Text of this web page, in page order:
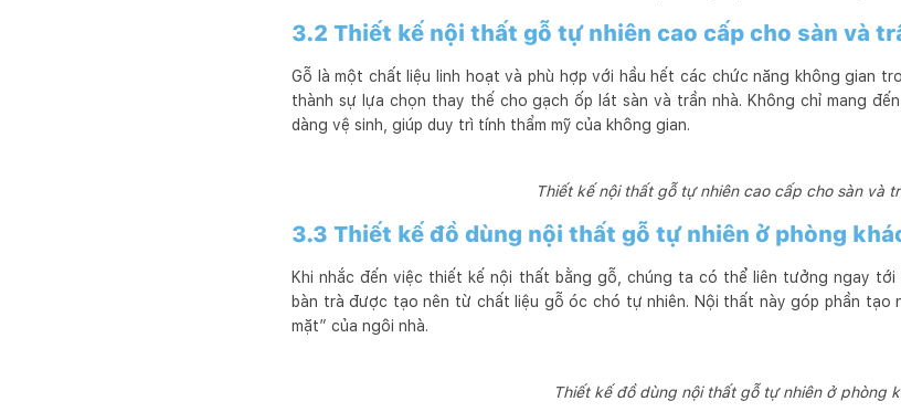
3.2 Thiết kế nội thất gỗ tự nhiên cao cấp cho sàn và
Gỗ là một chất liệu linh hoạt và phù hợp với hầu hết các chức năng không gian
thành sự lựa chọn thay thế cho gạch ốp lát sàn và trần nhà. Không chỉ mang
dàng vệ sinh, giúp duy trì tính thẩm mỹ của không gian.
Thiết kế nội thất gỗ tự nhiên cao cấp cho sàn và
3.3 Thiết kế đồ dùng nội thất gỗ tự nhiên ở phòng
Khi nhắc đến việc thiết kế nội thất bằng gỗ, chúng ta có thể liên tưởng ngay
bàn trà được tạo nên từ chất liệu gỗ óc chó tự nhiên. Nội thất này góp phần tạo
mặt” của ngôi nhà.
Thiết kế đồ dùng nội thất gỗ tự nhiên ở phòng